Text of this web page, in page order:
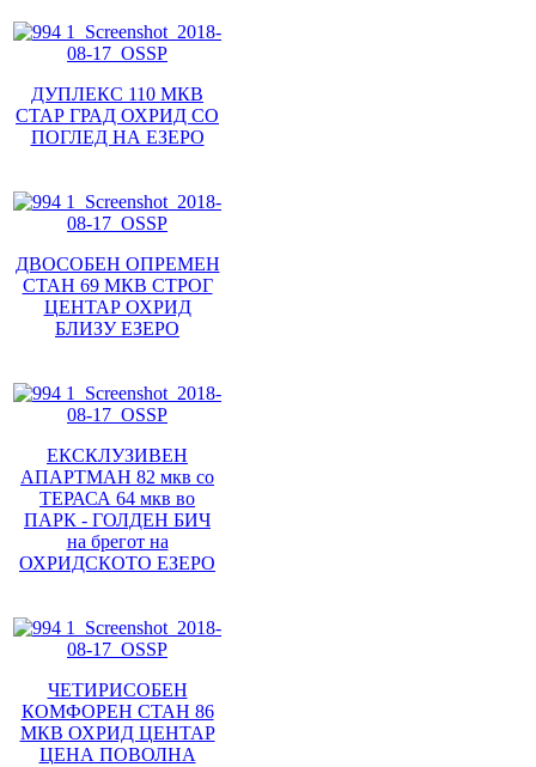
ДУПЛЕКС 110 МКВ
СТАР ГРАД ОХРИД СО
ПОГЛЕД НА ЕЗЕРО
ДВОСОБЕН ОПРЕМЕН
СТАН 69 МКВ СТРОГ
ЦЕНТАР ОХРИД
БЛИЗУ ЕЗЕРО
ЕКСКЛУЗИВЕН
АПАРТМАН 82 мкв со
ТЕРАСА 64 мкв во
ПАРК - ГОЛДЕН БИЧ
на брегот на
ОХРИДСКОТО ЕЗЕРО
ЧЕТИРИСОБЕН
КОМФОРЕН СТАН 86
МКВ ОХРИД ЦЕНТАР
ЦЕНА ПОВОЛНА